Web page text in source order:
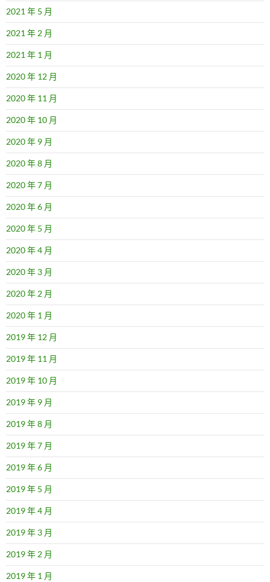
2021 年 5 月
2021 年 2 月
2021 年 1 月
2020 年 12 月
2020 年 11 月
2020 年 10 月
2020 年 9 月
2020 年 8 月
2020 年 7 月
2020 年 6 月
2020 年 5 月
2020 年 4 月
2020 年 3 月
2020 年 2 月
2020 年 1 月
2019 年 12 月
2019 年 11 月
2019 年 10 月
2019 年 9 月
2019 年 8 月
2019 年 7 月
2019 年 6 月
2019 年 5 月
2019 年 4 月
2019 年 3 月
2019 年 2 月
2019 年 1 月